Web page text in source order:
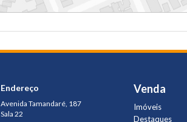
Endereço
Avenida Tamandaré, 187
Sala 22
Venda
Imóveis
Destaques